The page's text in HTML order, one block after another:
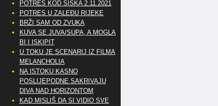
POTRES KOD SISKA 2.11.2021
POTRES U ZALEĐU RIJEKE
BRŽI SAM OD ZVUKA
KUVA SE JUVA/SUPA, A MOGLA
BI I ISKIPIT
U TOKU JE SCENARIJ IZ FILMA
MELANCHOLIA
NA ISTOKU KASNO
POSLIJEPODNE SAKRIVAJU
DIVA NAD HORIZONTOM
KAD MISLIŠ DA SI VIDIO SVE